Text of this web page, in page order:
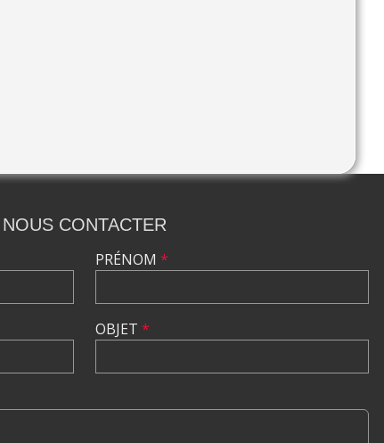
NE RIEN MANQUER DE NOTRE
BANDEAU
NOUS CONTACTER
PRÉNOM *
OBJET *